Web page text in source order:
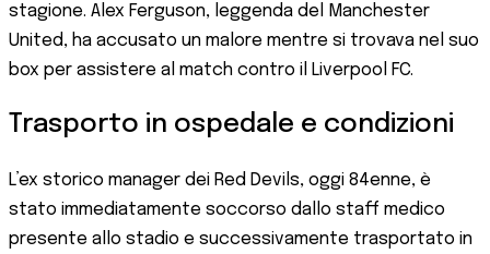
stagione. Alex Ferguson, leggenda del Manchester
United, ha accusato un malore mentre si trovava nel suo
box per assistere al match contro il Liverpool FC.
Trasporto in ospedale e condizioni
L’ex storico manager dei Red Devils, oggi 84enne, è
stato immediatamente soccorso dallo staff medico
presente allo stadio e successivamente trasportato in